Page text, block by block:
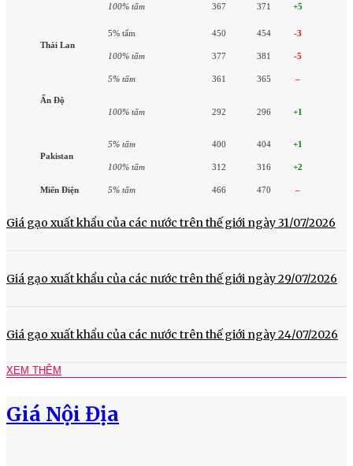
100% tấm 367 371 +5
Thái Lan
5% tấm 450 454 -3
100% tấm 377 381 -5
Ấn Độ
5% tấm 361 365 –
100% tấm 292 296 +1
Pakistan
5% tấm 400 404 +1
100% tấm 312 316 +2
Miến Điện 5% tấm 466 470 –
Giá gạo xuất khẩu của các nước trên thế giới ngày 31/07/2026
Giá gạo xuất khẩu của các nước trên thế giới ngày 29/07/2026
Giá gạo xuất khẩu của các nước trên thế giới ngày 24/07/2026
XEM THÊM
Giá Nội Địa